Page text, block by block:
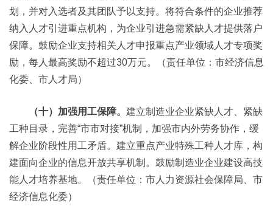
划，并对入选者及其团队予以支持。将符合条件的企业推荐
纳入人才引进重点机构，为企业引进急需紧缺人才提供落户
保障。鼓励企业支持相关人才申报重点产业领域人才专项奖
励，每人最高奖励不超过30万元。（责任单位：市经济信息
化委、市人才局）
（十）加强用工保障。 建立制造业企业紧缺人才、紧缺
工种目录，完善“市市对接”机制，加强市内外劳务协作，缓
解企业阶段性用工矛盾。建立重点产业特殊工种人才库，构
建面向企业的信息开放共享机制。鼓励制造业企业建设高技
能人才培养基地。（责任单位：市人力资源社会保障局、市
经济信息化委）